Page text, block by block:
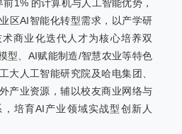
1% 的计算机与人工智能优势，
区AI智能化转型需求，以产学研
商业化迭代人才为核心培养双
型、AI赋能制造/智慧农业等特色
大人工智能研究院及哈电集团、
产业资源，辅以校友商业网络与
培育AI产业领域实战型创新人